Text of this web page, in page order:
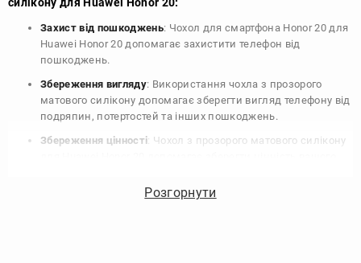
силікону для Huawei Honor 20:
Захист від пошкоджень: Чохол для смартфона Honor 20 для
Huawei Honor 20 допомагає захистити телефон від
пошкоджень.
Збереження вигляду: Використання чохла з прозорого
матового силікону допомагає зберегти вигляд телефону від
подряпин, потертостей та інших пошкоджень.
Збереження цінності: Чохол з прозорого матового силікону
продати свій пристрій в майбутньому.
Розгорнути